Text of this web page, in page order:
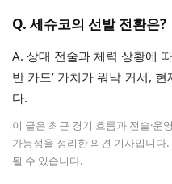
Q. 세슈코의 선발 전환은?
A. 상대 전술과 체력 상황에
반 카드’ 가치가 워낙 커서,
다.
이 글은 최근 경기 흐름과 전술·운
가능성을 정리한 의견 기사입니다
될 수 있습니다.